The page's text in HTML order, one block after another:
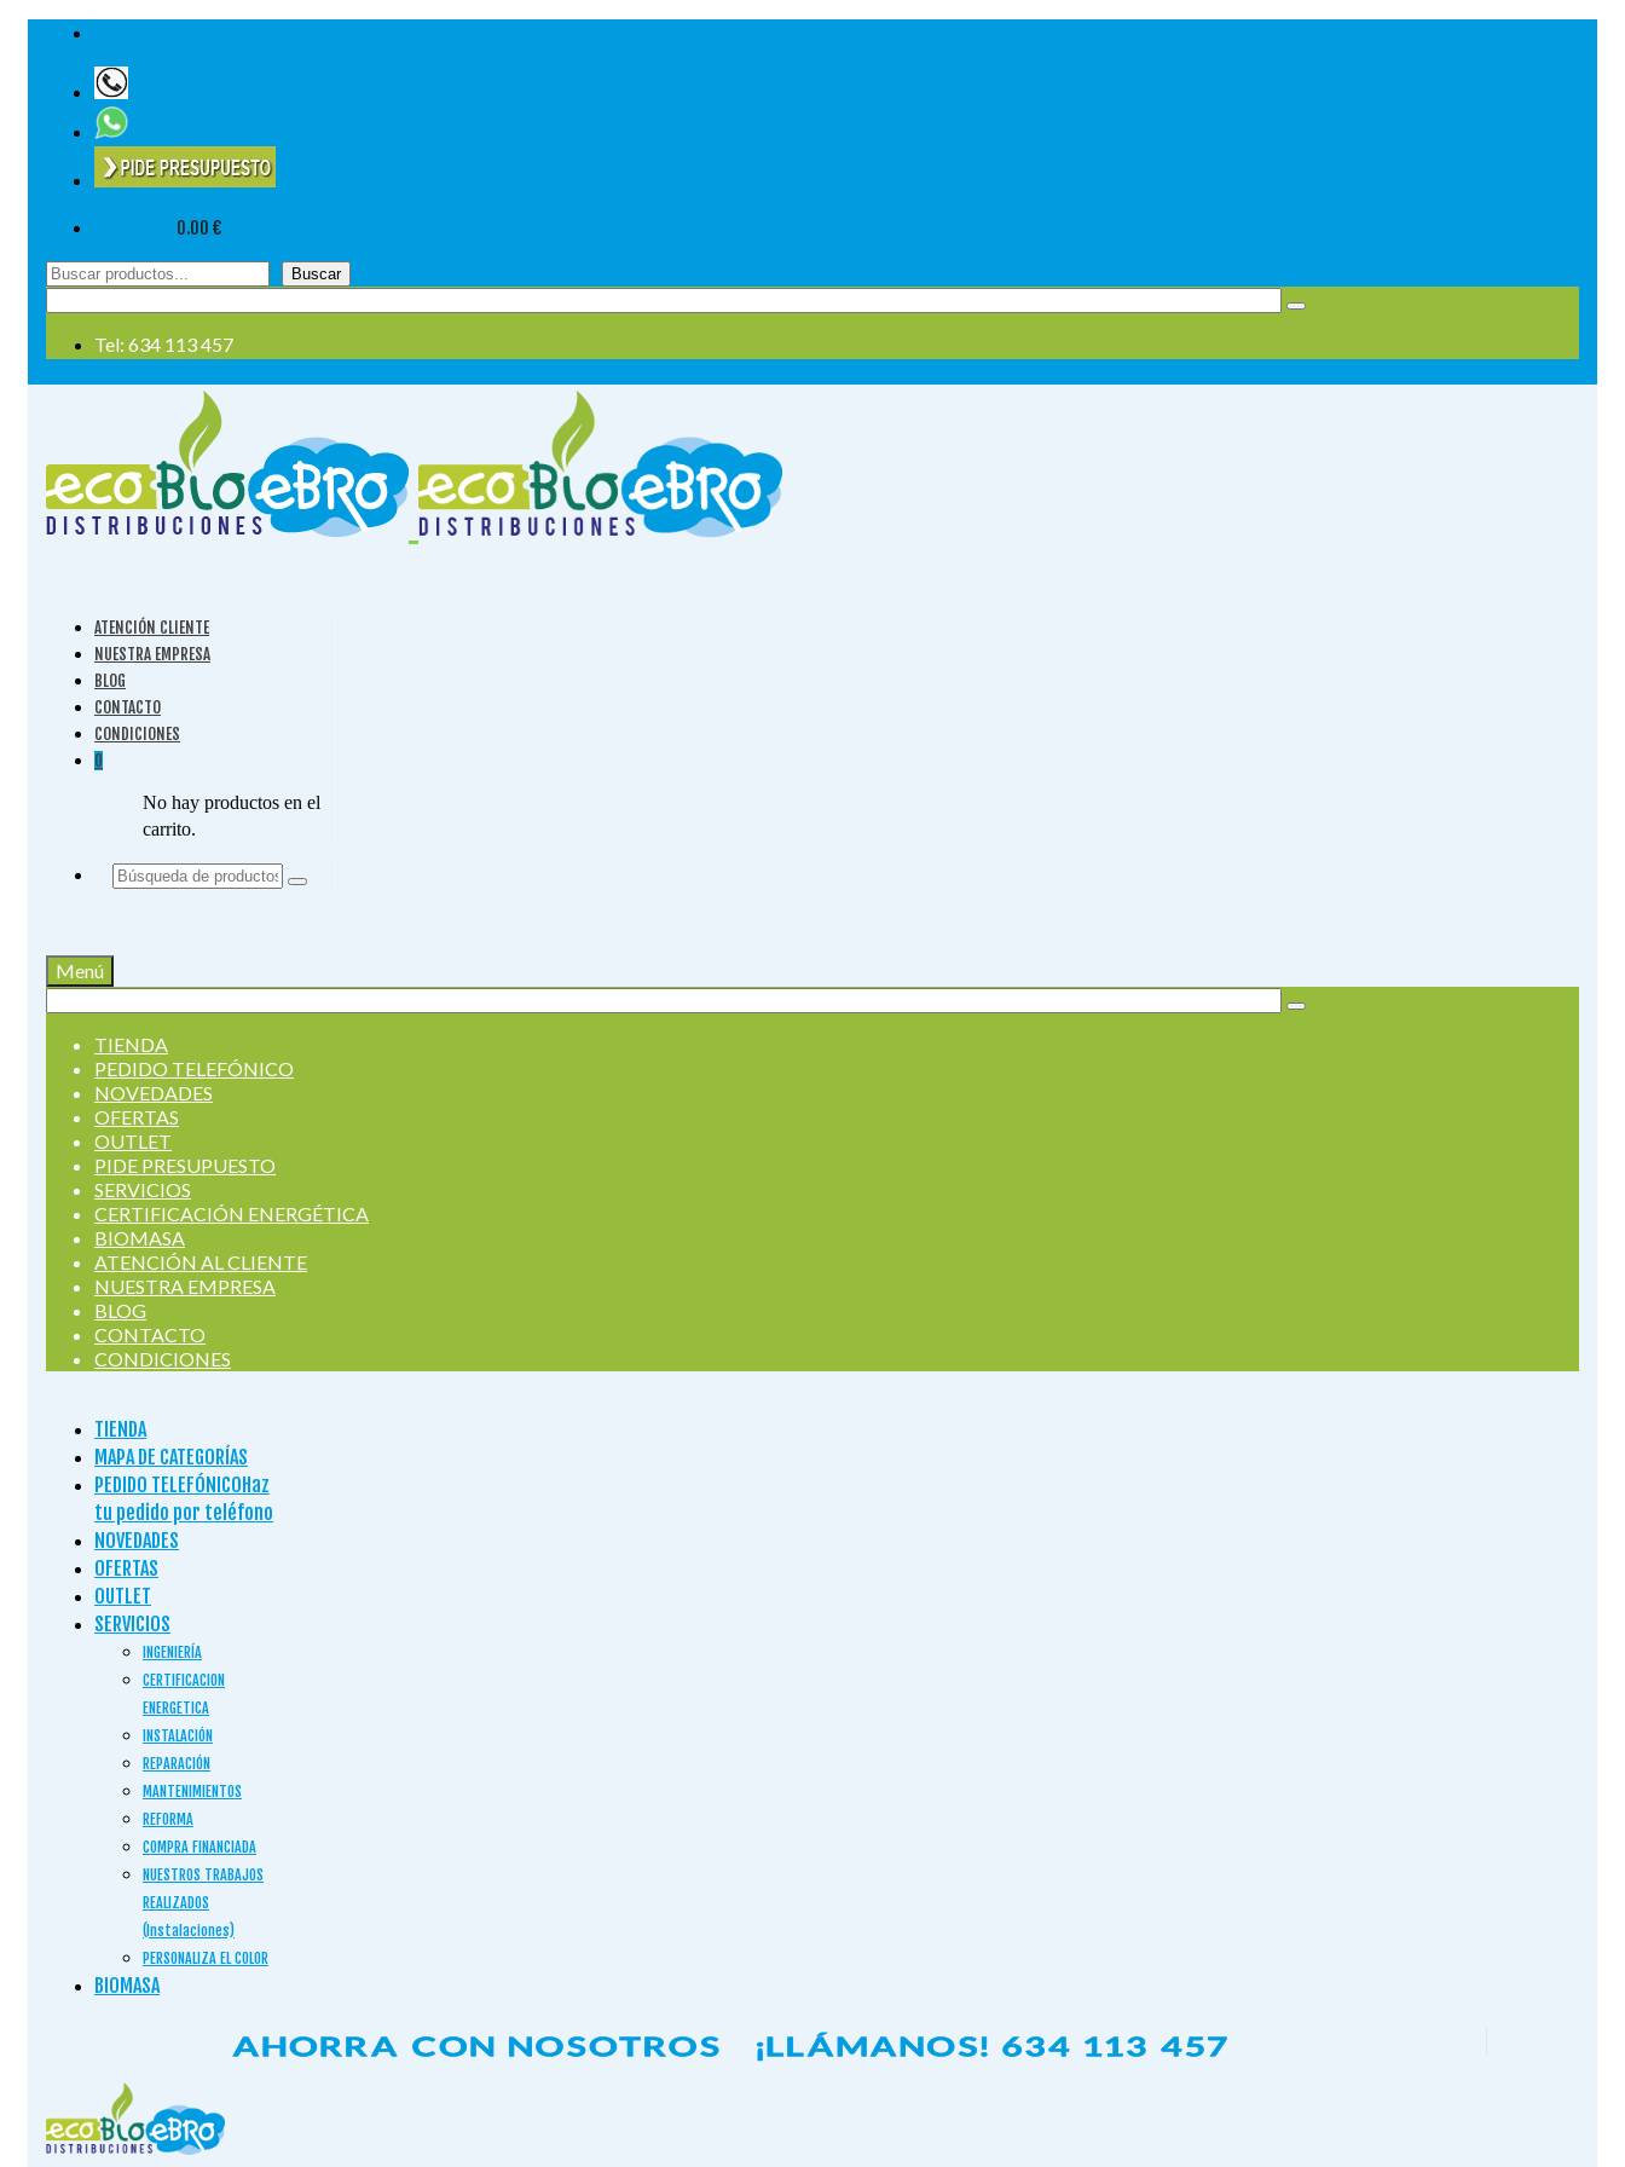
0.00 €
Buscar
Tel: 634 113 457
ATENCIÓN CLIENTE
NUESTRA EMPRESA
BLOG
CONTACTO
CONDICIONES
0
No hay productos en el
carrito.
Buscar
Menú
TIENDA
PEDIDO TELEFÓNICO
NOVEDADES
OFERTAS
OUTLET
PIDE PRESUPUESTO
SERVICIOS
CERTIFICACIÓN ENERGÉTICA
BIOMASA
ATENCIÓN AL CLIENTE
NUESTRA EMPRESA
BLOG
CONTACTO
CONDICIONES
TIENDA
MAPA DE CATEGORÍAS
PEDIDO TELEFÓNICO Haz
tu pedido por teléfono
NOVEDADES
OFERTAS
OUTLET
SERVICIOS
INGENIERÍA
CERTIFICACION
ENERGETICA
INSTALACIÓN
REPARACIÓN
MANTENIMIENTOS
REFORMA
COMPRA FINANCIADA
NUESTROS TRABAJOS
REALIZADOS
(Instalaciones)
PERSONALIZA EL COLOR
BIOMASA